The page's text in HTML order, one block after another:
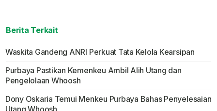
Berita Terkait
Waskita Gandeng ANRI Perkuat Tata Kelola Kearsipan
Purbaya Pastikan Kemenkeu Ambil Alih Utang dan
Pengelolaan Whoosh
Dony Oskaria Temui Menkeu Purbaya Bahas Penyelesaian